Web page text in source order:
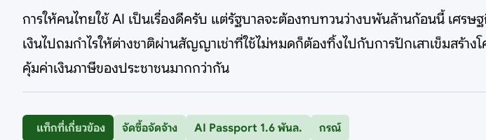
การให้คนไทยใช้ AI เป็นเรื่องดีครับ แต่รัฐบาลจะต้องทบทวนว่างบพันล้านก้อนนี้ เศรษฐ
เงินไปถมกำไรให้ต่างชาติผ่านสัญญาเช่าที่ใช้ไม่หมดก็ต้องทิ้งไปกับการปักเสาเข็มสร้า
คุ้มค่าเงินภาษีของประชาชนมากกว่ากัน
แท็กที่เกี่ยวข้อง จัดซื้อจัดจ้าง AI Passport 1.6 พันล. กรณ์